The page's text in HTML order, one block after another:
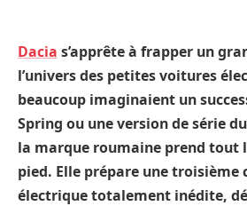
Dacia s’apprête à frapper un
l’univers des petites voitures
beaucoup imaginaient un
Spring ou une version de série
la marque roumaine prend tout
pied. Elle prépare une troisième
électrique totalement inédite,